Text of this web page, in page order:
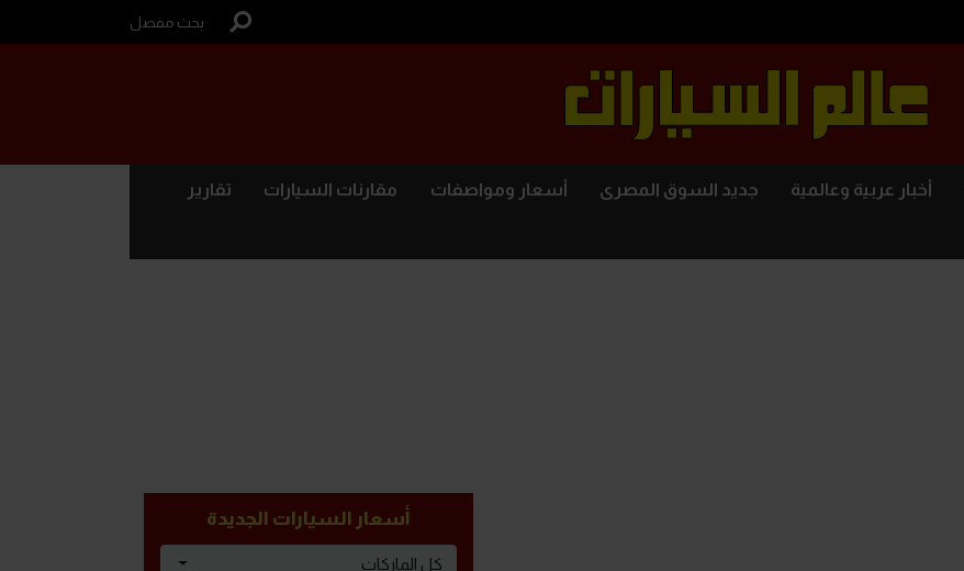
بحث مفصل
أخبار عربية وعالمية جديد السوق المصرى أسعار ومواصفات مقارنات السيارات تقارير
أسعار السيارات الجديدة
كل الماركات